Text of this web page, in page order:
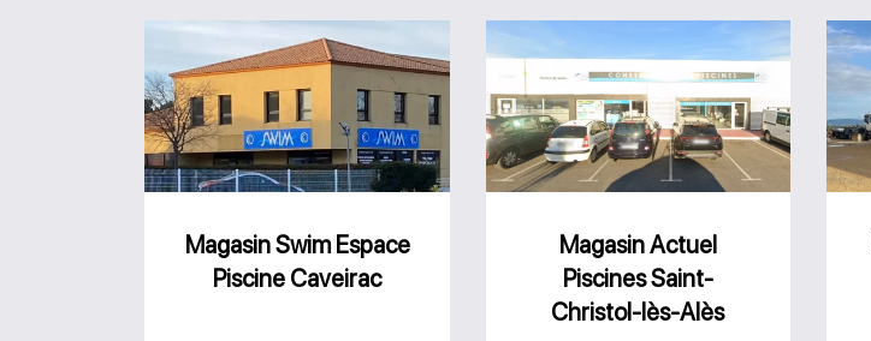
Magasin
Espace
Piscine
Caveirac
Magasin Swim Espace
Piscine Caveirac
Actuel
Piscines
Saint-
Christol-
lès-
Alès
Magasin Actuel
Piscines Saint-
Christol-lès-Alès